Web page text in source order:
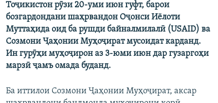
Тоҷикистон рӯзи 20-уми июн гуфт, барои
бозгардондани шаҳрвандон Оҷонси Иёлоти
Муттаҳида оид ба рушди байналмилалӣ (USAID) ва
Созмони Ҷаҳонии Муҳоҷират мусоидат карданд.
Ин гурӯҳи муҳоҷирон аз 3-юми июн дар гузаргоҳи
марзӣ ҷамъ омада буданд.​
​Ба иттилои Созмони Ҷаҳонии Муҳоҷират, аксар